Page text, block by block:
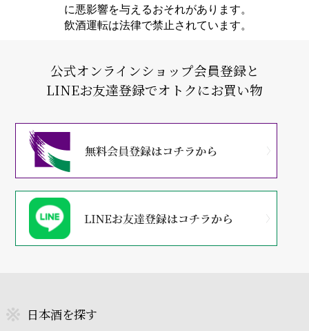
に悪影響を与えるおそれがあります。
飲酒運転は法律で禁止されています。
公式オンラインショップ会員登録と
LINEお友達登録でオトクにお買い物
日本酒を探す